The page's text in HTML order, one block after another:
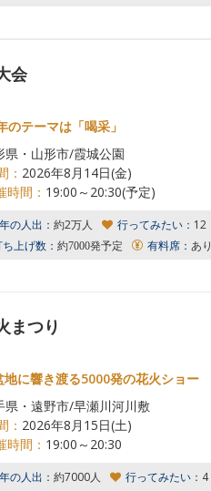
会
のテーマは「喝采」
県・山形市/霞城公園
： 2026年8月14日(金)
時間： 19:00～20:30(予定)
の人出： 約2万人 行ってみたい： 12
ち上げ数： 約7000発予定 有料席： あり
まつり
地に響き渡る5000発の花火ショー
県・遠野市/早瀬川河川敷
： 2026年8月15日(土)
時間： 19:00～20:30
の人出： 約7000人 行ってみたい： 4